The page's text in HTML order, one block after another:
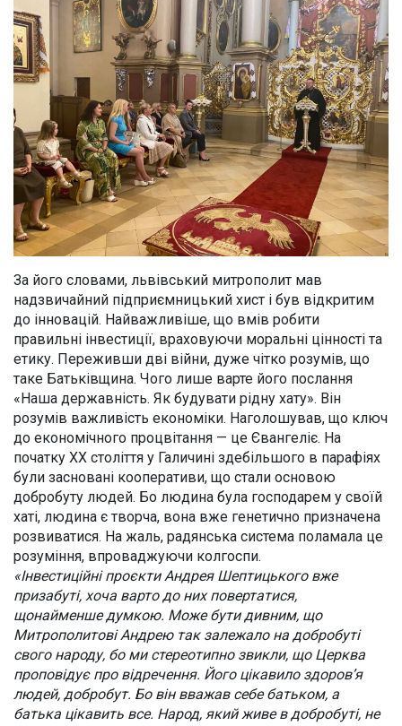
За його словами, львівський митрополит мав
надзвичайний підприємницький хист і був відкритим
до інновацій. Найважливіше, що вмів робити
правильні інвестиції, враховуючи моральні цінності та
етику. Переживши дві війни, дуже чітко розумів, що
таке Батьківщина. Чого лише варте його послання
«Наша державність. Як будувати рідну хату». Він
розумів важливість економіки. Наголошував, що ключ
до економічного процвітання — це Євангеліє. На
початку ХХ століття у Галичині здебільшого в парафіях
були засновані кооперативи, що стали основою
добробуту людей. Бо людина була господарем у своїй
хаті, людина є творча, вона вже генетично призначена
розвиватися. На жаль, радянська система поламала це
розуміння, впроваджуючи колгоспи.
«Інвестиційні проєкти Андрея Шептицького вже
призабуті, хоча варто до них повертатися,
щонайменше думкою. Може бути дивним, що
Митрополитові Андрею так залежало на добробуті
свого народу, бо ми стереотипно звикли, що Церква
проповідує про відречення. Його цікавило здоров’я
людей, добробут. Бо він вважав себе батьком, а
батька цікавить все. Народ, який живе в добробуті, не